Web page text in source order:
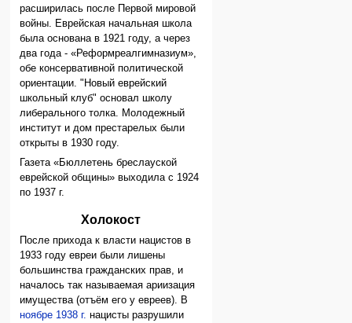
расширилась после Первой мировой
войны. Еврейская начальная школа
была основана в 1921 году, а через
два года - «Реформреалгимназиум»,
обе консервативной политической
ориентации. "Новый еврейский
школьный клуб" основал школу
либерального толка. Молодежный
институт и дом престарелых были
открыты в 1930 году.
Газета «Бюллетень бреслауской
еврейской общины» выходила с 1924
по 1937 г.
Холокост
После прихода к власти нацистов в
1933 году евреи были лишены
большинства гражданских прав, и
началось так называемая ариизация
имущества (отъём его у евреев). В
ноябре 1938 г. нацисты разрушили